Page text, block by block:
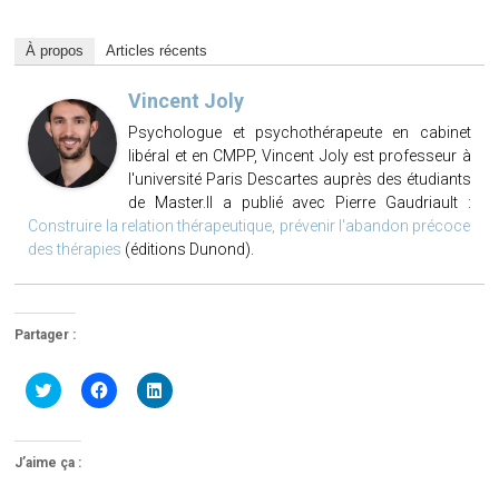
À propos Articles récents
Vincent Joly
Psychologue et psychothérapeute en cabinet
libéral et en CMPP, Vincent Joly est professeur à
l'université Paris Descartes auprès des étudiants
de Master.Il a publié avec Pierre Gaudriault :
Construire la relation thérapeutique, prévenir l'abandon précoce
des thérapies (éditions Dunond).
Partager :
Cliquez
pour
Twitter(ouvre
dans
une
Cliquez
pour
Cliquez
pour
J’aime ça :